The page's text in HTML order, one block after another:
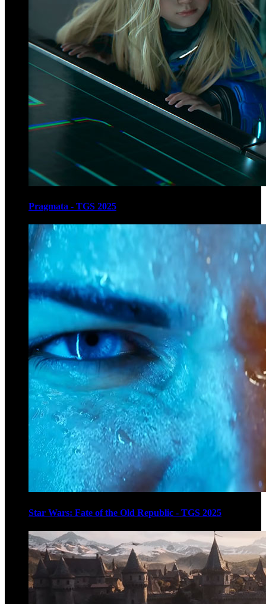
Pragmata - TGS 2025
Star Wars: Fate of the Old Republic - TGS 2025